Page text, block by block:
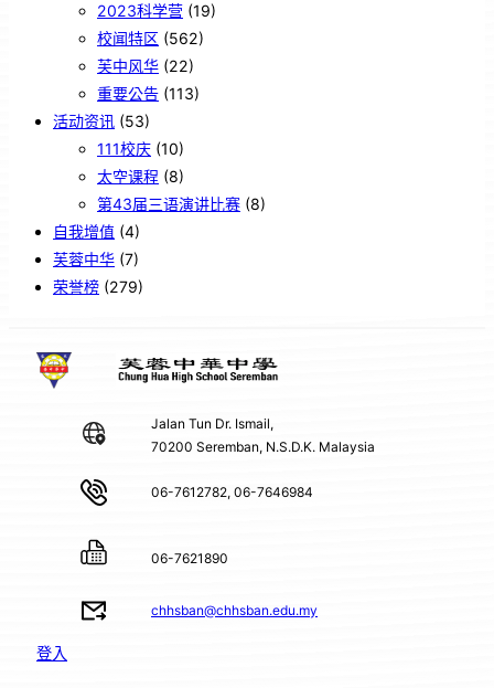
2023科学营 (19)
校闻特区 (562)
芙中风华 (22)
重要公告 (113)
活动资讯 (53)
111校庆 (10)
太空课程 (8)
第43届三语演讲比赛 (8)
自我增值 (4)
芙蓉中华 (7)
荣誉榜 (279)
Jalan Tun Dr. Ismail,
70200 Seremban, N.S.D.K. Malaysia
06-7612782, 06-7646984
06-7621890
chhsban@chhsban.edu.my
登入